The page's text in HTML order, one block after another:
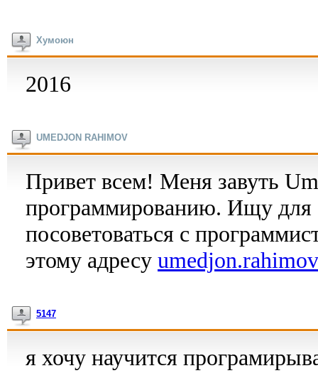
Хумоюн
2016
UMEDJON RAHIMOV
Привет всем! Меня завуть
программированию. Ищу для
посоветоваться с
этому адресу
5147
я хочу научится